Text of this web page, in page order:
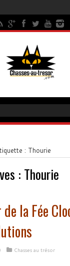
: Thourie
: Thourie
la Fée
Chasses au trésor